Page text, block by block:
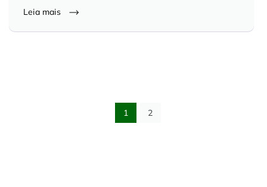
Leia mais
1 2